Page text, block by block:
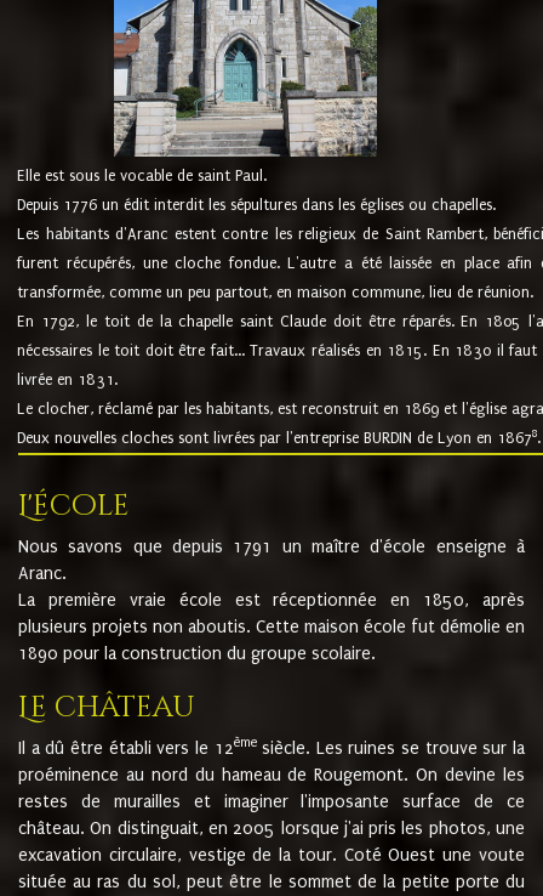
Elle est sous le vocable de saint Paul.
Depuis 1776 un édit interdit les sépultures dans les églises ou chapelles.
Les habitants d'Aranc estent contre les religieux de Saint Rambert,
furent récupérés, une cloche fondue. L'autre a été laissée en place
transformée, comme un peu partout, en maison commune, lieu de réunion.
En 1792, le toit de la chapelle saint Claude doit être réparés. En 1805
nécessaires le toit doit être fait... Travaux réalisés en 1815. En 1830 il
livrée en 1831.
Le clocher, réclamé par les habitants, est reconstruit en 1869 et l'église
Deux nouvelles cloches sont livrées par l'entreprise BURDIN de Lyon en 18678.
L'école
Nous savons que depuis 1791 un maître d'école enseigne à
Aranc.
La première vraie école est réceptionnée en 1850, après
plusieurs projets non aboutis. Cette maison école fut démolie en
1890 pour la construction du groupe scolaire.
Le château
Il a dû être établi vers le 12èmesiècle. Les ruines se trouve sur la
proéminence au nord du hameau de Rougemont. On devine les
restes de murailles et imaginer l'imposante surface de ce
château. On distinguait, en 2005 lorsque j'ai pris les photos, une
excavation circulaire, vestige de la tour. Coté Ouest une voute
située au ras du sol, peut être le sommet de la petite porte du